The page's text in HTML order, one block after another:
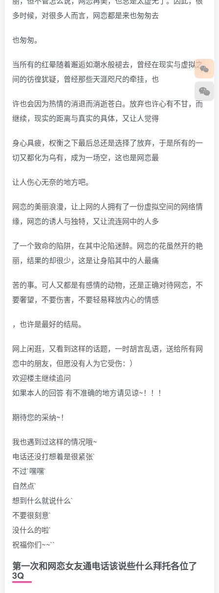
多时候，对很多人而言，网恋都是来也匆匆去
也匆匆。
当所有的红晕随着邂逅如潮水般褪去，曾经在现实与虚拟之
间的彷徨犹疑，曾经那些天涯咫尺的牵挂，也
许也会因为热情的消退而消逝苍白。放弃也许心有不甘，而
继续，现实的距离与真实的具体，又让人觉得
身心具疲，权衡之下最后总还是选择了放弃，于是所有的一
切又都化为乌有，成为一场空，这也是网恋最
让人伤心无奈的地方吧。
网恋的美丽浪漫，让上网的人拥有了一份虚拟空间的网络情
缘，网恋的诱人与独特，又让流连网中的人多
了一个致命的陷阱，在其中沦陷迷醉。网恋的花虽然开的艳
丽，结果的却很少，这是让身陷其中的人最痛
苦的事。可人又都是有感情的动物，还是正确对待网恋，不
要奢望，不要伤害，不要轻易释放内心的情感
，也许是最好的结局。
网上闲逛，又看到这样的话题，一时胡言乱语，送给所有网
恋中的朋友，但愿没有人为它受伤：）
欢迎楼主继续追问
如果本人的回答 有不准确的地方请见谅~！！！
期待您的采纳~！
我也遇到过这样的情况哦~
电话还没打想着是很紧张`
不过`嘿嘿`
自然点`
想到什么就说什么`
不要很刻意`
没什么的啦`
祝福你们~~``
第一次和网恋女友通电话该说些什么拜托各位了
3Q